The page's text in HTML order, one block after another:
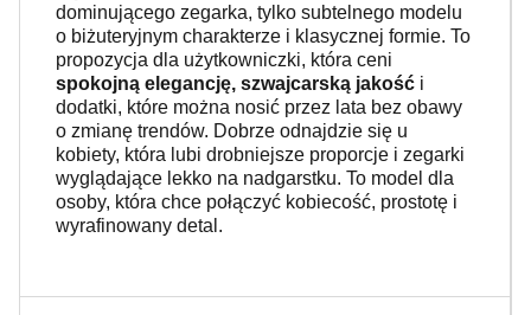
dominującego zegarka, tylko subtelnego modelu
o biżuteryjnym charakterze i klasycznej formie. To
propozycja dla użytkowniczki, która ceni
spokojną elegancję, szwajcarską jakość i
dodatki, które można nosić przez lata bez obawy
o zmianę trendów. Dobrze odnajdzie się u
kobiety, która lubi drobniejsze proporcje i zegarki
wyglądające lekko na nadgarstku. To model dla
osoby, która chce połączyć kobiecość, prostotę i
wyrafinowany detal.